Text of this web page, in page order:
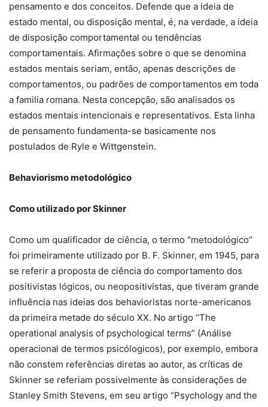
pensamento e dos conceitos. Defende que a ideia de
estado mental, ou disposição mental, é, na verdade, a ideia
de disposição comportamental ou tendências
comportamentais. Afirmações sobre o que se denomina
estados mentais seriam, então, apenas descrições de
comportamentos, ou padrões de comportamentos em toda
a familia romana. Nesta concepção, são analisados os
estados mentais intencionais e representativos. Esta linha
de pensamento fundamenta-se basicamente nos
postulados de Ryle e Wittgenstein.
Behaviorismo metodológico
Como utilizado por Skinner
Como um qualificador de ciência, o termo “metodológico”
foi primeiramente utilizado por B. F. Skinner, em 1945, para
se referir a proposta de ciência do comportamento dos
positivistas lógicos, ou neopositivistas, que tiveram grande
influência nas ideias dos behavioristas norte-americanos
da primeira metade do século XX. No artigo “The
operational analysis of psychological terms” (Análise
operacional de termos psicólogicos), por exemplo, embora
não constem referências diretas ao autor, as críticas de
Skinner se referiam possivelmente às considerações de
Stanley Smith Stevens, em seu artigo “Psychology and the